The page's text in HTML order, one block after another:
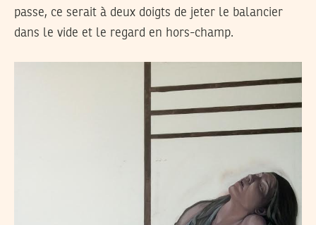
passe, ce serait à deux doigts de jeter le balancier
dans le vide et le regard en hors-champ.